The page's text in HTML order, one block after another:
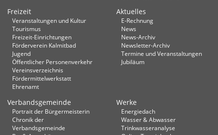
Freizeit
Veranstaltungen und Kultur
Tourismus
Freizeit-Einrichtungen
Förderverein Kalmitbad
Jugend
Öffentlicher Personenverkehr
Vereinsverzeichnis
Fördermittelwerkstatt
Ehrenamt
Aktuelles
E-Rechnung
News
News-Archiv
Newsletter-Archiv
Termine und Veranstaltungen
Jubiläum
Verbandsgemeinde
Portrait der Bürgermeisterin
Chronik der
Verbandsgemeinde
Werke
Energiedach
Wasser & Abwasser
Trinkwasseranalyse